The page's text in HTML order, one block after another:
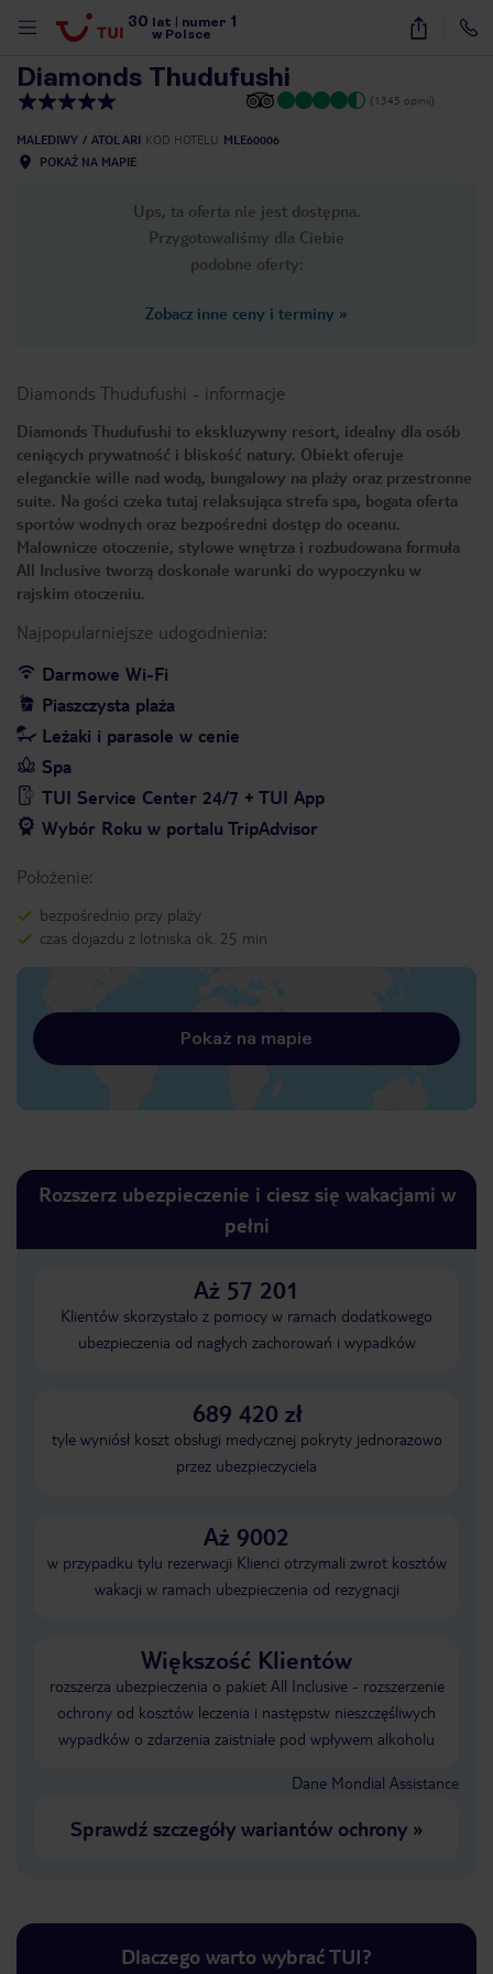
30 lat numer 1
w Polsce
47
Diamonds Thudufushi
(1345 opinii)
MALEDIWY ATOL ARI KOD HOTELU MLE60006
POKAŻ NA MAPIE
Ups, ta oferta nie jest dostępna.
Przygotowaliśmy dla Ciebie
podobne oferty:
Zobacz inne ceny i terminy »
Diamonds Thudufushi - informacje
Diamonds Thudufushi to ekskluzywny resort, idealny dla osób
ceniących prywatność i bliskość natury. Obiekt oferuje
eleganckie wille nad wodą, bungalowy na plaży oraz przestronne
suite. Na gości czeka tutaj relaksująca strefa spa, bogata oferta
sportów wodnych oraz bezpośredni dostęp do oceanu.
Malownicze otoczenie, stylowe wnętrza i rozbudowana formuła
All Inclusive tworzą doskonałe warunki do wypoczynku w
rajskim otoczeniu.
Najpopularniejsze udogodnienia:
Darmowe Wi-Fi
Piaszczysta plaża
Leżaki i parasole w cenie
Spa
TUI Service Center 24/7 + TUI App
Wybór Roku w portalu TripAdvisor
Położenie:
bezpośrednio przy plaży
czas dojazdu z lotniska ok. 25 min
Pokaż na mapie
Rozszerz ubezpieczenie i ciesz się wakacjami w
pełni
Aż 57 201
Klientów skorzystało z pomocy w ramach dodatkowego
ubezpieczenia od nagłych zachorowań i wypadków
689 420 zł
tyle wyniósł koszt obsługi medycznej pokryty jednorazowo
przez ubezpieczyciela
Aż 9002
w przypadku tylu rezerwacji Klienci otrzymali zwrot kosztów
wakacji w ramach ubezpieczenia od rezygnacji
Większość Klientów
rozszerza ubezpieczenia o pakiet All Inclusive - rozszerzenie
ochrony od kosztów leczenia i następstw nieszczęśliwych
wypadków o zdarzenia zaistniałe pod wpływem alkoholu
Dane Mondial Assistance
Sprawdź szczegóły wariantów ochrony»
Dlaczego warto wybrać TUI?